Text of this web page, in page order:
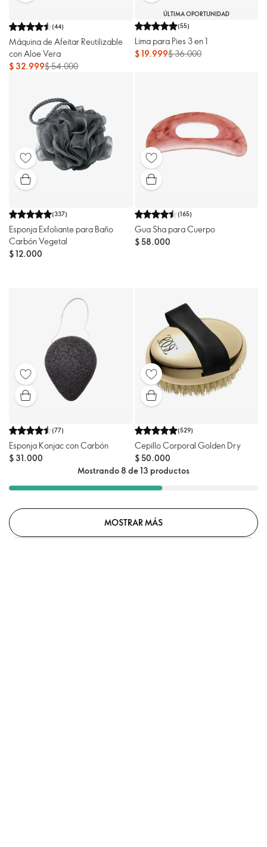
(44)
Máquina de Afeitar Reutilizable
con Aloe Vera
$ 32.999$ 54.000
ÚLTIMA OPORTUNIDAD
(55)
Lima para Pies 3 en 1
$ 19.999$ 36.000
(337)
Esponja Exfoliante para Baño
Carbón Vegetal
$ 12.000
(165)
Gua Sha para Cuerpo
$ 58.000
(77)
Esponja Konjac con Carbón
$ 31.000
(529)
Cepillo Corporal Golden Dry
$ 50.000
Mostrando 8 de 13 productos
MOSTRAR MÁS